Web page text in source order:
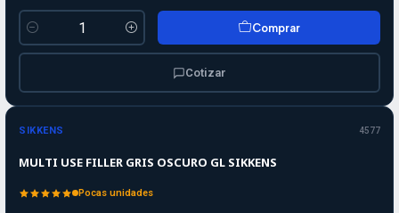
Cantidad
Comprar
Cotizar
SIKKENS 4577
MULTI USE FILLER GRIS OSCURO GL SIKKENS
Pocas unidades